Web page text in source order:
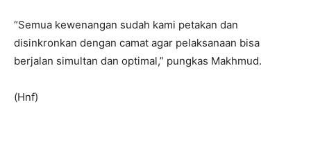
“Semua kewenangan sudah kami petakan dan
disinkronkan dengan camat agar pelaksanaan bisa
berjalan simultan dan optimal,” pungkas Makhmud.
(Hnf)